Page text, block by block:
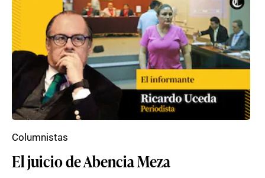
El juicio de Abencia Meza
Columnistas